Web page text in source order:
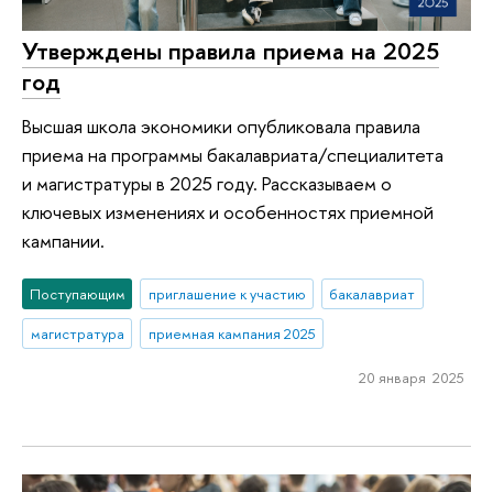
Утверждены правила приема на 2025
год
Высшая школа экономики опубликовала правила
приема на программы бакалавриата/специалитета
и магистратуры в 2025 году. Рассказываем о
ключевых изменениях и особенностях приемной
кампании.
Поступающим приглашение к участию
бакалавриат
магистратура
приемная кампания 2025
20 января 2025